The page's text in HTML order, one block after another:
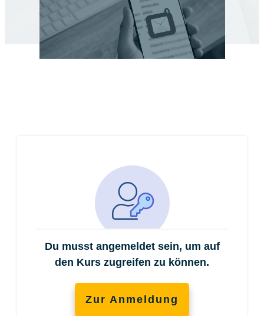
Du musst angemeldet sein, um auf
den Kurs zugreifen zu können.
Zur Anmeldung